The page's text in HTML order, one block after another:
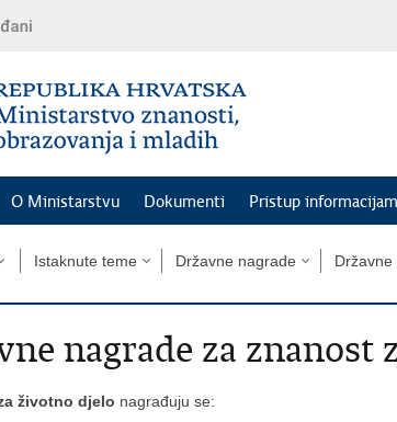
O Ministarstvu Dokumenti Pristup
Istaknute teme Državne nagrade
nagrade za znanost
životno djelo nagrađuju se: